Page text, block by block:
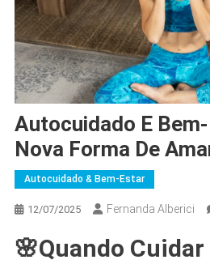
Autocuidado E
Nova Forma De
Autocuidado & Bem-Estar
12/07/2025 Fernanda Alberici
🌸Quando Cuidar